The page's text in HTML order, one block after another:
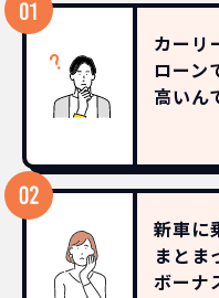
カーリ
ローン
高いん
新車に
まとま
ボーナ